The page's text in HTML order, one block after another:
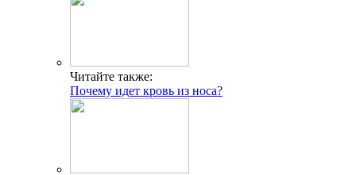
Читайте также:
Почему идет кровь из носа?